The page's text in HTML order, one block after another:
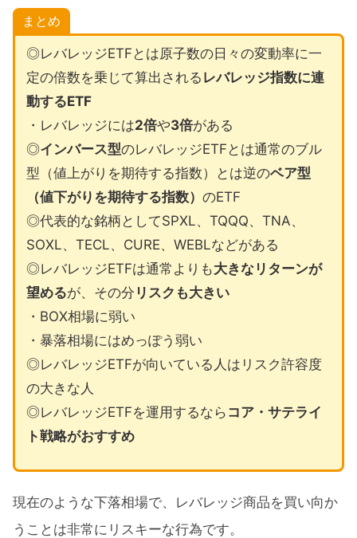
まとめ
◎レバレッジETFとは原子数の日々の変動率に一
定の倍数を乗じて算出される レバレッジ指数に連
動するETF
・レバレッジには2倍や3倍がある
◎インバース型のレバレッジETFとは通常のブル
型（値上がりを期待する指数）とは逆のベア型
（値下がりを期待する指数） のETF
◎代表的な銘柄としてSPXL、TQQQ、TNA、
SOXL、TECL、CURE、WEBLなどがある
◎レバレッジETFは通常よりも大きなリターンが
望めるが、その分 リスクも大きい
・BOX相場に弱い
・暴落相場にはめっぽう弱い
◎レバレッジETFが向いている人はリスク許容度
の大きな人
◎レバレッジETFを運用するなら コア・サテライ
ト戦略がおすすめ
現在のような下落相場で、レバレッジ商品を買い向か
うことは非常にリスキーな行為です。